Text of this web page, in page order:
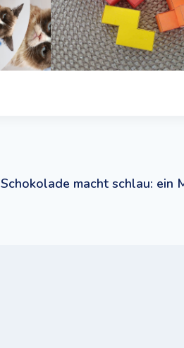
Schokolade macht schlau: ein